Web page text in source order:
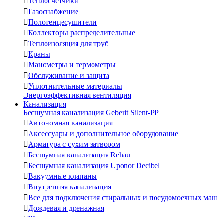
Газоснабжение
Полотенцесушители
Коллекторы распределительные
Теплоизоляция для труб
Краны
Манометры и термометры
Обслуживание и защита
Уплотнительные материалы
Энергоэффективная вентиляция
Канализация
Бесшумная канализация Geberit Silent-PP
Автономная канализация
Аксессуары и дополнительное оборудование
Арматура с сухим затвором
Бесшумная канализация Rehau
Бесшумная канализация Uponor Decibel
Вакуумные клапаны
Внутренняя канализация
Все для подключения стиральных и посудомоечных
Дождевая и дренажная